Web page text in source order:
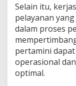
Selain itu,
pelayanan
dalam proses
pertamini
operasional
optimal.